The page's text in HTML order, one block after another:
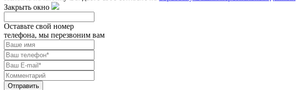
Закрыть окно
Оставьте свой номер
телефона, мы перезвоним вам
Отправить